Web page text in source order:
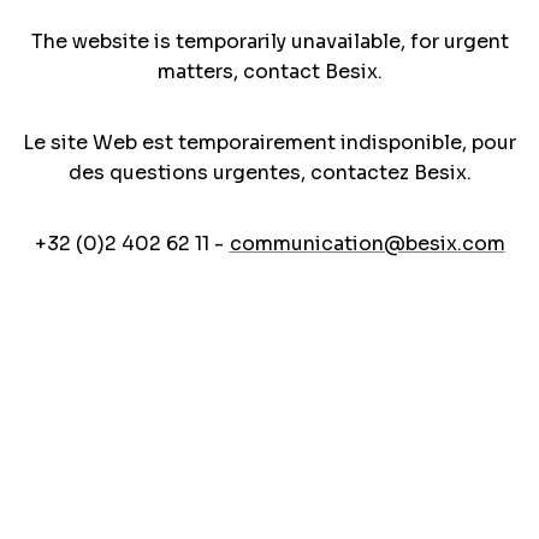
The website is temporarily unavailable, for urgent
matters, contact Besix.
Le site Web est temporairement indisponible, pour
des questions urgentes, contactez Besix.
+32 (0)2 402 62 11 - communication@besix.com